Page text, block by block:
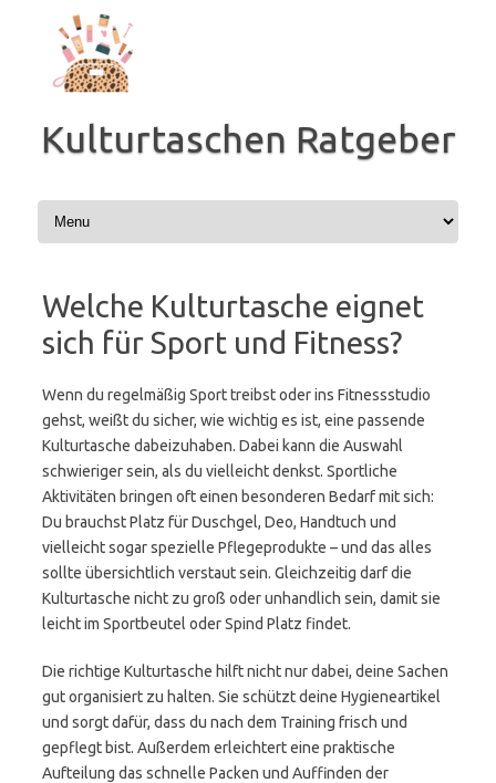
springen
Kulturtaschen Ratgeber
Welche Kulturtasche eignet
sich für Sport und Fitness?
Wenn du regelmäßig Sport treibst oder ins Fitnessstudio
gehst, weißt du sicher, wie wichtig es ist, eine passende
Kulturtasche dabeizuhaben. Dabei kann die Auswahl
schwieriger sein, als du vielleicht denkst. Sportliche
Aktivitäten bringen oft einen besonderen Bedarf mit sich:
Du brauchst Platz für Duschgel, Deo, Handtuch und
vielleicht sogar spezielle Pflegeprodukte – und das alles
sollte übersichtlich verstaut sein. Gleichzeitig darf die
Kulturtasche nicht zu groß oder unhandlich sein, damit sie
leicht im Sportbeutel oder Spind Platz findet.
Die richtige Kulturtasche hilft nicht nur dabei, deine Sachen
gut organisiert zu halten. Sie schützt deine Hygieneartikel
und sorgt dafür, dass du nach dem Training frisch und
gepflegt bist. Außerdem erleichtert eine praktische
Aufteilung das schnelle Packen und Auffinden der